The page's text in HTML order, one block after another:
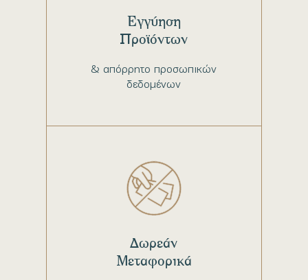
& απόρρητο προσωπικών
δεδομένων
Εγγύηση
Προϊόντων
Δωρεάν
Μεταφορικά